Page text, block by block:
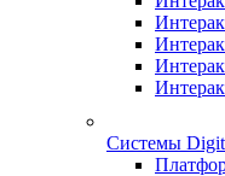
Системы